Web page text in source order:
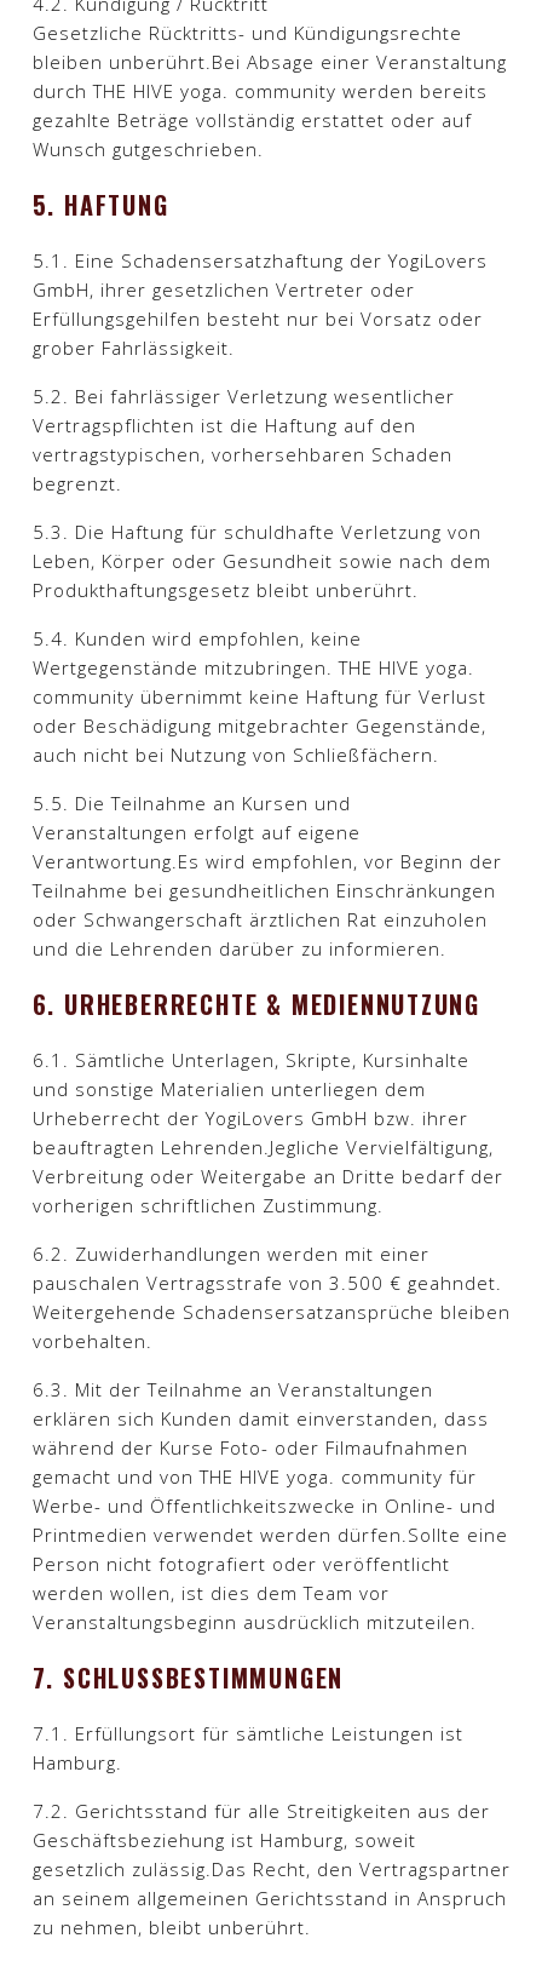
Gesetzliche Rücktritts- und Kündigungsrechte
bleiben unberührt.Bei Absage einer Veranstaltung
durch THE HIVE yoga. community werden bereits
gezahlte Beträge vollständig erstattet oder auf
Wunsch gutgeschrieben.​
5. HAFTUNG
5.1. Eine Schadensersatzhaftung der YogiLovers
GmbH, ihrer gesetzlichen Vertreter oder
Erfüllungsgehilfen besteht nur bei Vorsatz oder
grober Fahrlässigkeit.​
5.2. Bei fahrlässiger Verletzung wesentlicher
Vertragspflichten ist die Haftung auf den
vertragstypischen, vorhersehbaren Schaden
begrenzt.​
5.3. Die Haftung für schuldhafte Verletzung von
Leben, Körper oder Gesundheit sowie nach dem
Produkthaftungsgesetz bleibt unberührt.​
5.4. Kunden wird empfohlen, keine
Wertgegenstände mitzubringen. THE HIVE yoga.
community übernimmt keine Haftung für Verlust
oder Beschädigung mitgebrachter Gegenstände,
auch nicht bei Nutzung von Schließfächern.​
5.5. Die Teilnahme an Kursen und
Veranstaltungen erfolgt auf eigene
Verantwortung.Es wird empfohlen, vor Beginn der
Teilnahme bei gesundheitlichen Einschränkungen
oder Schwangerschaft ärztlichen Rat einzuholen
und die Lehrenden darüber zu informieren.​
6. URHEBERRECHTE & MEDIENNUTZUNG
6.1. Sämtliche Unterlagen, Skripte, Kursinhalte
und sonstige Materialien unterliegen dem
Urheberrecht der YogiLovers GmbH bzw. ihrer
beauftragten Lehrenden.Jegliche Vervielfältigung,
Verbreitung oder Weitergabe an Dritte bedarf der
vorherigen schriftlichen Zustimmung.​
6.2. Zuwiderhandlungen werden mit einer
pauschalen Vertragsstrafe von 3.500 € geahndet.
Weitergehende Schadensersatzansprüche bleiben
vorbehalten.​
6.3. Mit der Teilnahme an Veranstaltungen
erklären sich Kunden damit einverstanden, dass
während der Kurse Foto- oder Filmaufnahmen
gemacht und von THE HIVE yoga. community für
Werbe- und Öffentlichkeitszwecke in Online- und
Printmedien verwendet werden dürfen.Sollte eine
Person nicht fotografiert oder veröffentlicht
werden wollen, ist dies dem Team vor
Veranstaltungsbeginn ausdrücklich mitzuteilen.​
7. SCHLUSSBESTIMMUNGEN
7.1. Erfüllungsort für sämtliche Leistungen ist
Hamburg.​
7.2. Gerichtsstand für alle Streitigkeiten aus der
Geschäftsbeziehung ist Hamburg, soweit
gesetzlich zulässig.Das Recht, den Vertragspartner
an seinem allgemeinen Gerichtsstand in Anspruch
zu nehmen, bleibt unberührt.​